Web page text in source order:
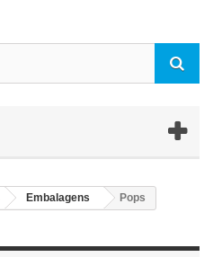
Embalagens Pops